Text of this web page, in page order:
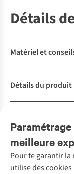
Détails
Matériel et
Détails du produit
meilleure
Pour te garantir
utilise des
Service client